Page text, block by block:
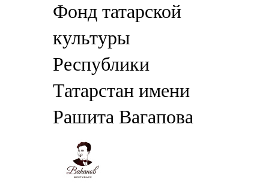
Фонд татарской
культуры
Республики
Татарстан имени
Рашита Вагапова